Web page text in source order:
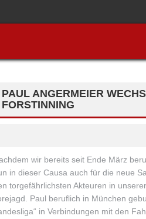
PAUL ANGERMEIER
FORSTINNING
wir bereits seit Ende März
in dieser Causa auch für die neue
torgefährlichsten Akteuren in
Paul beruflich in München
in Verbindungen mit den